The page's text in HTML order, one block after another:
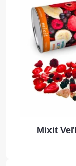
Mixit